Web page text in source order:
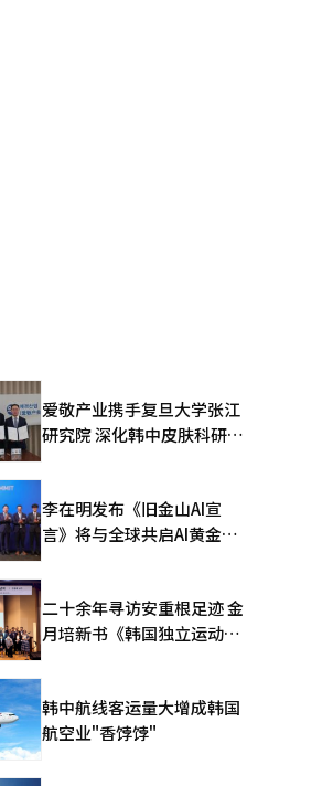
爱敬产业携手复旦大学张江
研究院 深化韩中皮肤科研合
李在明发布《旧金山AI宣
言》将与全球共启AI黄金时
二十余年寻访安重根足迹 金
月培新书《韩国独立运动圣
韩中航线客运量大增成韩国
航空业"香饽饽"